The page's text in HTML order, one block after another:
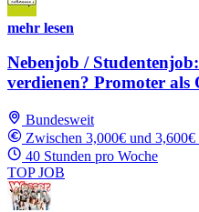
mehr lesen
Nebenjob /
verdienen? Promoter als
Bundesweit
Zwischen 3,000€ und
40 Stunden pro Woche
TOP JOB